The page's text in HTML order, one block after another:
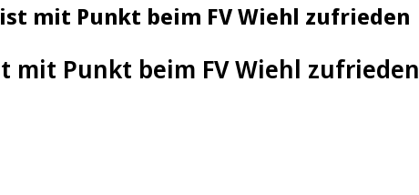
mit Punkt beim FV Wiehl zufrieden
mit Punkt beim FV Wiehl zufrieden